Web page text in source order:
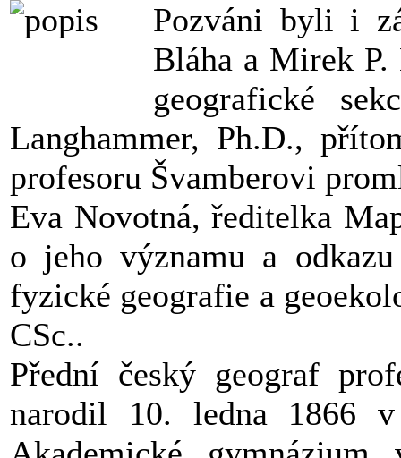
Pozváni byli i
Bláha a Mirek
geografické
Langhammer, Ph.D.,
profesoru Švamberovi
Eva Novotná, ředitelka
o jeho významu a
fyzické geografie a
CSc..
Přední český geograf
narodil 10. ledna 1866